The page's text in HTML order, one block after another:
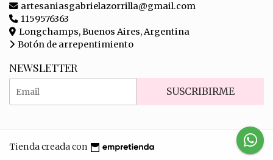
artesaniasgabrielazorrilla@gmail.com
1159576363
Longchamps, Buenos Aires, Argentina
Botón de arrepentimiento
NEWSLETTER
SUSCRIBIRME
Tienda creada con